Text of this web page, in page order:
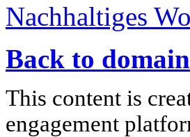
Nachhaltiges
Back to domain
This content is
engagement